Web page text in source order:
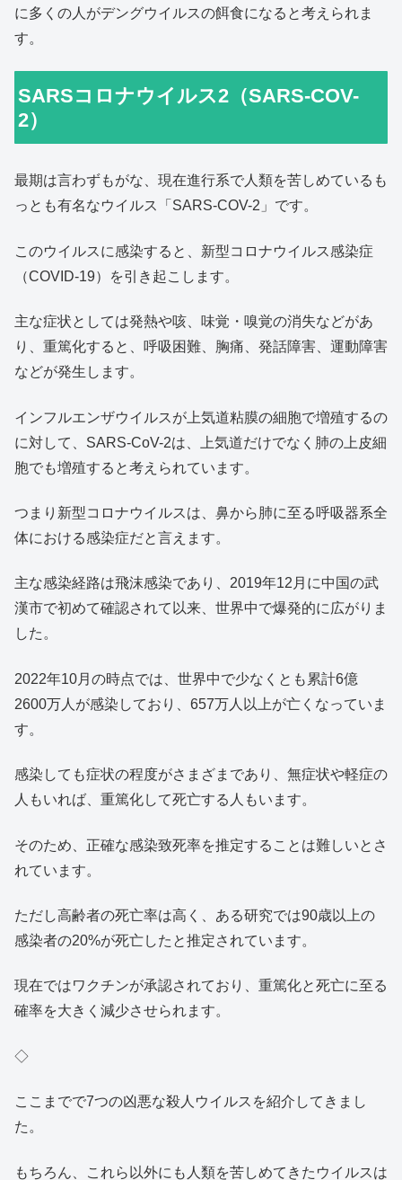
に多くの人がデングウイルスの餌食になると考えられま
す。
SARSコロナウイルス2（SARS-COV-
2）
最期は言わずもがな、現在進行系で人類を苦しめているも
っとも有名なウイルス「SARS-COV-2」です。
このウイルスに感染すると、新型コロナウイルス感染症
（COVID-19）を引き起こします。
主な症状としては発熱や咳、味覚・嗅覚の消失などがあ
り、重篤化すると、呼吸困難、胸痛、発話障害、運動障害
などが発生します。
インフルエンザウイルスが上気道粘膜の細胞で増殖するの
に対して、SARS-CoV-2は、上気道だけでなく肺の上皮細
胞でも増殖すると考えられています。
つまり新型コロナウイルスは、鼻から肺に至る呼吸器系全
体における感染症だと言えます。
主な感染経路は飛沫感染であり、2019年12月に中国の武
漢市で初めて確認されて以来、世界中で爆発的に広がりま
した。
2022年10月の時点では、世界中で少なくとも累計6億
2600万人が感染しており、657万人以上が亡くなっていま
す。
感染しても症状の程度がさまざまであり、無症状や軽症の
人もいれば、重篤化して死亡する人もいます。
そのため、正確な感染致死率を推定することは難しいとさ
れています。
ただし高齢者の死亡率は高く、ある研究では90歳以上の
感染者の20%が死亡したと推定されています。
現在ではワクチンが承認されており、重篤化と死亡に至る
確率を大きく減少させられます。
◇
ここまでで7つの凶悪な殺人ウイルスを紹介してきまし
た。
もちろん、これら以外にも人類を苦しめてきたウイルスは